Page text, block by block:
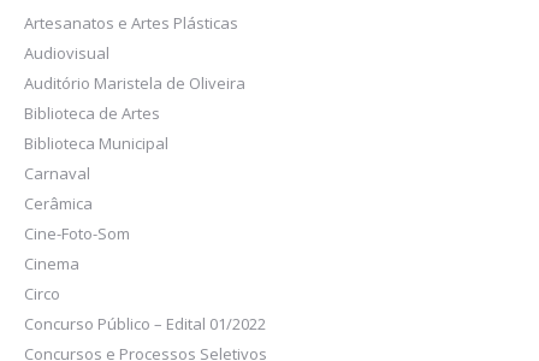
Artesanatos e Artes Plásticas
Audiovisual
Auditório Maristela de Oliveira
Biblioteca de Artes
Biblioteca Municipal
Carnaval
Cerâmica
Cine-Foto-Som
Cinema
Circo
Concurso Público – Edital 01/2022
Concursos e Processos Seletivos